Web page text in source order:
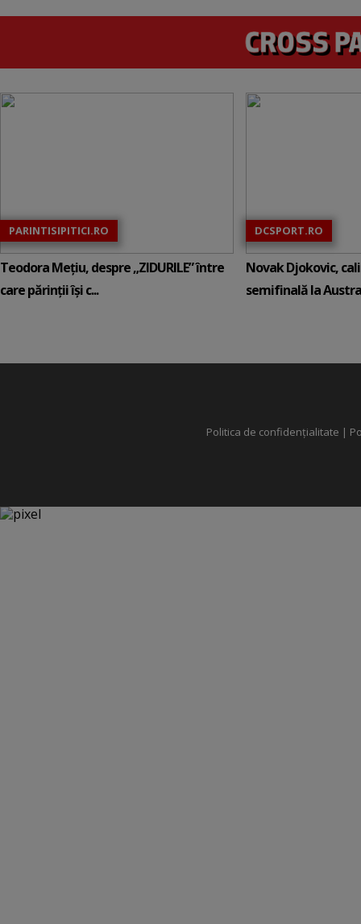
PARINTISIPITICI.RO
Teodora Mețiu, despre „ZIDURILE” între
care părinții își c...
DCSPORT.RO
Novak Djokovic,
semifinală la
Politica de confidențialitate |